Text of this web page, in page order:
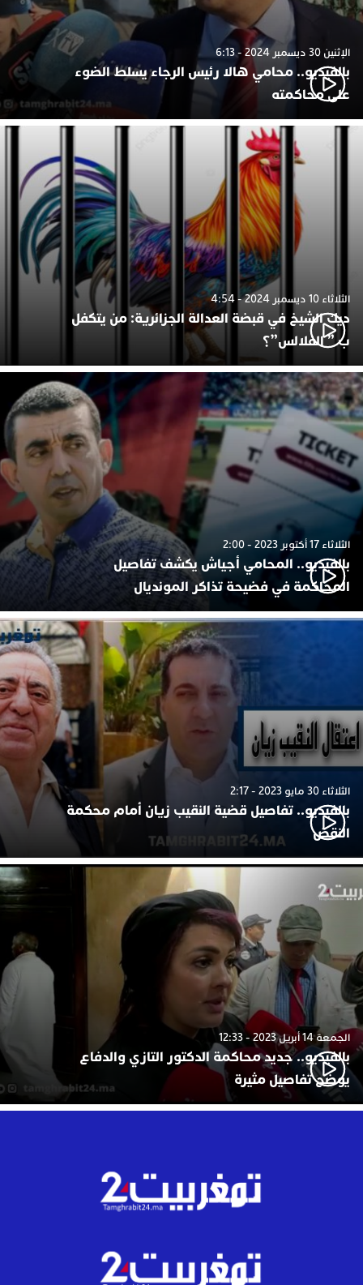
الإثنين 30 ديسمبر 2024 - 6:13
بالفيديو.. محامي هالا رئيس الرجاء يسلط الضوء
على محاكمته
الثلاثاء 10 ديسمبر 2024 - 4:54
ديك الشيخ في قبضة العدالة الجزائرية: من يتكفل
ب ” الفلالس”؟
الثلاثاء 17 أكتوبر 2023 - 2:00
بالفيديو.. المحامي أجياش يكشف تفاصيل
المحاكمة في فضيحة تذاكر المونديال
الثلاثاء 30 مايو 2023 - 2:17
بالفيديو.. تفاصيل قضية النقيب زيان أمام محكمة
النقض
الجمعة 14 أبريل 2023 - 12:33
بالفيديو.. جديد محاكمة الدكتور التازي والدفاع
يوضح تفاصيل مثيرة